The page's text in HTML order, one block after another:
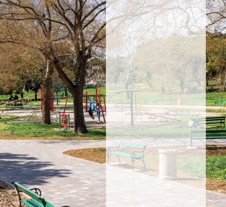
Prijavite
se i
saznajte
za
akcije,
proizvode
i
novosti.